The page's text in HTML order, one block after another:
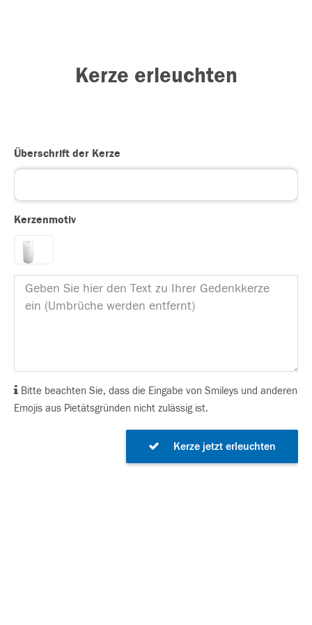
Kerze erleuchten
Überschrift der Kerze
Kerzenmotiv
Bitte beachten Sie, dass die Eingabe von Smileys und anderen
Emojis aus Pietätsgründen nicht zulässig ist.
Kerze jetzt erleuchten